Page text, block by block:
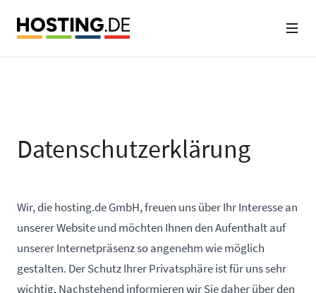
Datenschutzerklärung
Wir, die hosting.de GmbH, freuen uns über Ihr Interesse an
unserer Website und möchten Ihnen den Aufenthalt auf
unserer Internetpräsenz so angenehm wie möglich
gestalten. Der Schutz Ihrer Privatsphäre ist für uns sehr
wichtig. Nachstehend informieren wir Sie daher über den